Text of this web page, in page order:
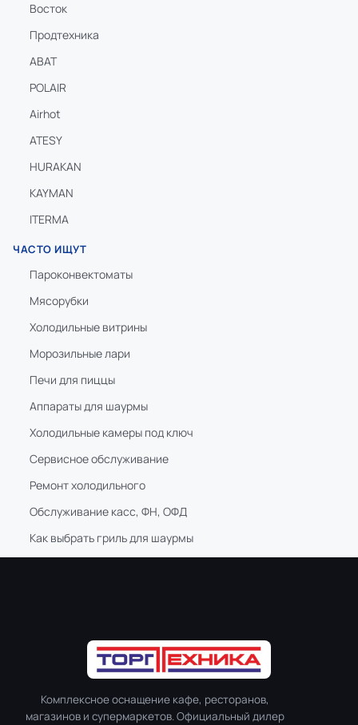
Восток
Продтехника
ABAT
POLAIR
Airhot
ATESY
HURAKAN
KAYMAN
ITERMA
ЧАСТО ИЩУТ
Пароконвектоматы
Мясорубки
Холодильные витрины
Морозильные лари
Печи для пиццы
Аппараты для шаурмы
Холодильные камеры под ключ
Сервисное обслуживание
Ремонт холодильного
Обслуживание касс, ФН, ОФД
Как выбрать гриль для шаурмы
Комплексное оснащение кафе, ресторанов,
магазинов и супермаркетов. Официальный дилер